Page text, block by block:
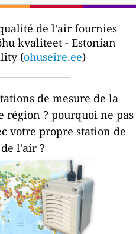
de l'air fournies
kvaliteet - Estonian
(ohuseire.ee)
de mesure de la
région ? pourquoi ne pas
votre propre station de
l'air ?